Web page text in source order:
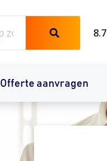
8.7
Offerte aanvragen